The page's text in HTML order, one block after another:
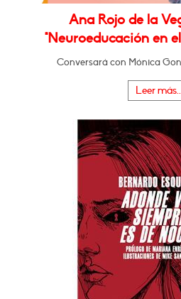
Ana Rojo de la
"Neuroeducación en
Conversará con Mónica
Leer